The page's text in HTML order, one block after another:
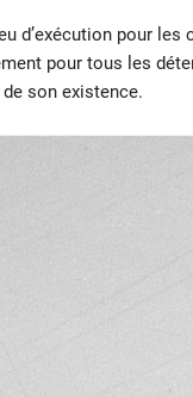
d’exécution pour
pour tous les
son existence.